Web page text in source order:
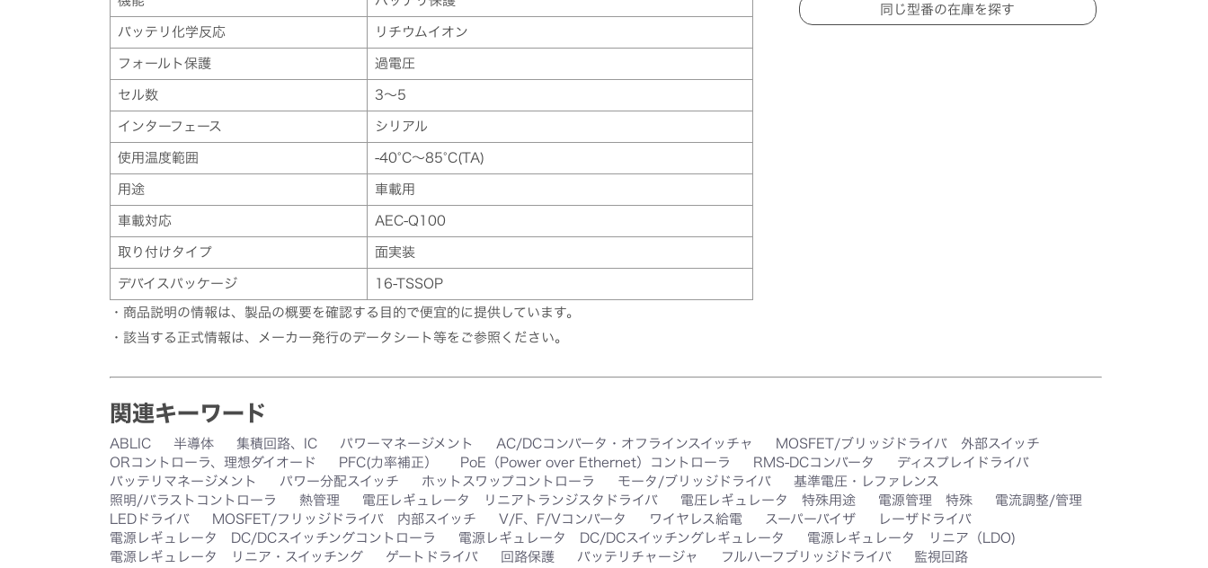
バッテリ化学反応 リチウムイオン
フォールト保護 過電圧
セル数 3～5
インターフェース シリアル
使用温度範囲 -40°C～85°C(TA)
用途 車載用
車載対応 AEC-Q100
取り付けタイプ 面実装
デバイスパッケージ 16-TSSOP
・商品説明の情報は、製品の概要を確認する目的で便宜的に提供しています。
・該当する正式情報は、メーカー発行のデータシート等をご参照ください。
関連キーワード
ABLIC 半導体 集積回路、IC パワーマネージメント AC/DCコンバータ・オフラインスイッチャ
MOSFET/ブリッジドライバ 外部スイッチ
ORコントローラ、理想ダイオード
PFC(力率補正） PoE（Power over Ethernet）コントローラ RMS-DCコンバータ
ディスプレイドライバ
バッテリマネージメント
パワー分配スイッチ ホットスワップコントローラ モータ/ブリッジドライバ
基準電圧・レファレンス
照明/バラストコントローラ
熱管理 電圧レギュレータ リニアトランジスタドライバ 電圧レギュレータ 特殊用途 電源管理 特殊
電流調整/管理
LEDドライバ
MOSFET/フリッジドライバ 内部スイッチ V/F、F/Vコンバータ ワイヤレス給電 スーパーバイザ
レーザドライバ
電源レギュレータ DC/DCスイッチングコントローラ
電源レギュレータ DC/DCスイッチングレギュレータ
電源レギュレータ リニア（LDO)
電源レギュレータ リニア・スイッチング
ゲートドライバ 回路保護 バッテリチャージャ フルハーフブリッジドライバ
監視回路